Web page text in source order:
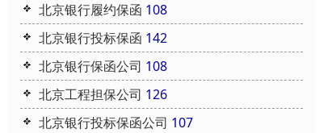
北京银行履约保函 108
北京银行投标保函 142
北京银行保函公司 108
北京工程担保公司 126
北京银行投标保函公司 107